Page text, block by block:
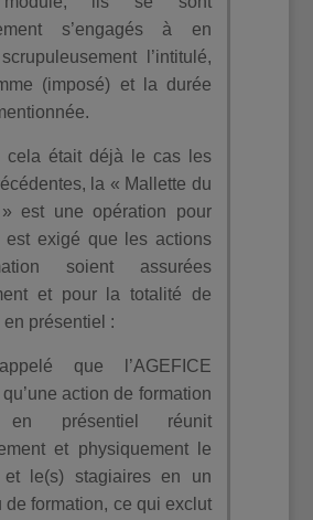
s’engagés à en
l’intitulé,
(imposé) et la durée
cela était déjà le cas les
la « Mallette du
» est une opération pour
est exigé que les actions
soient assurées
et pour la totalité de
en présentiel :
que l’AGEFICE
action de formation
en présentiel réunit
et physiquement le
et le(s) stagiaires en un
de formation, ce qui exclut